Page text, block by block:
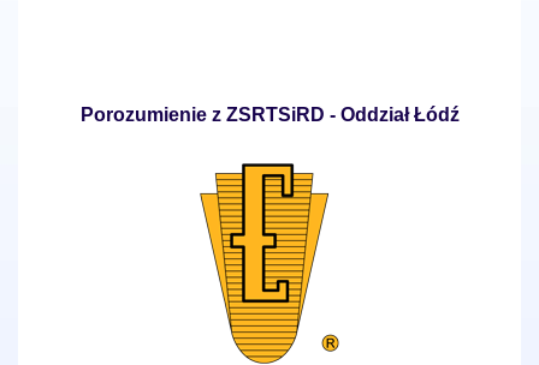
Porozumienie z ZSRTSiRD - Oddział Łódź